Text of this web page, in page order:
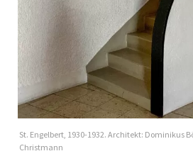
St. Engelbert, 1930-1932. Architekt: Dominikus
Christmann